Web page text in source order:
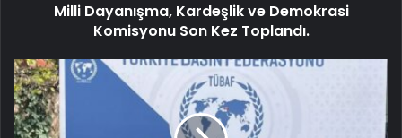
Milli Dayanışma, Kardeşlik ve Demokrasi
Komisyonu Son Kez Toplandı.